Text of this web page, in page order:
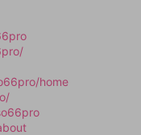
home
メールで受